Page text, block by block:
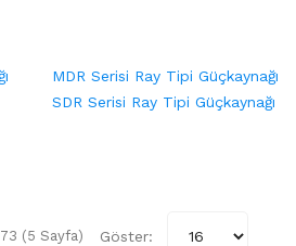
MDR Serisi Ray Tipi Güçkaynağı
SDR Serisi Ray Tipi Güçkaynağı
(5 Sayfa) Göster: